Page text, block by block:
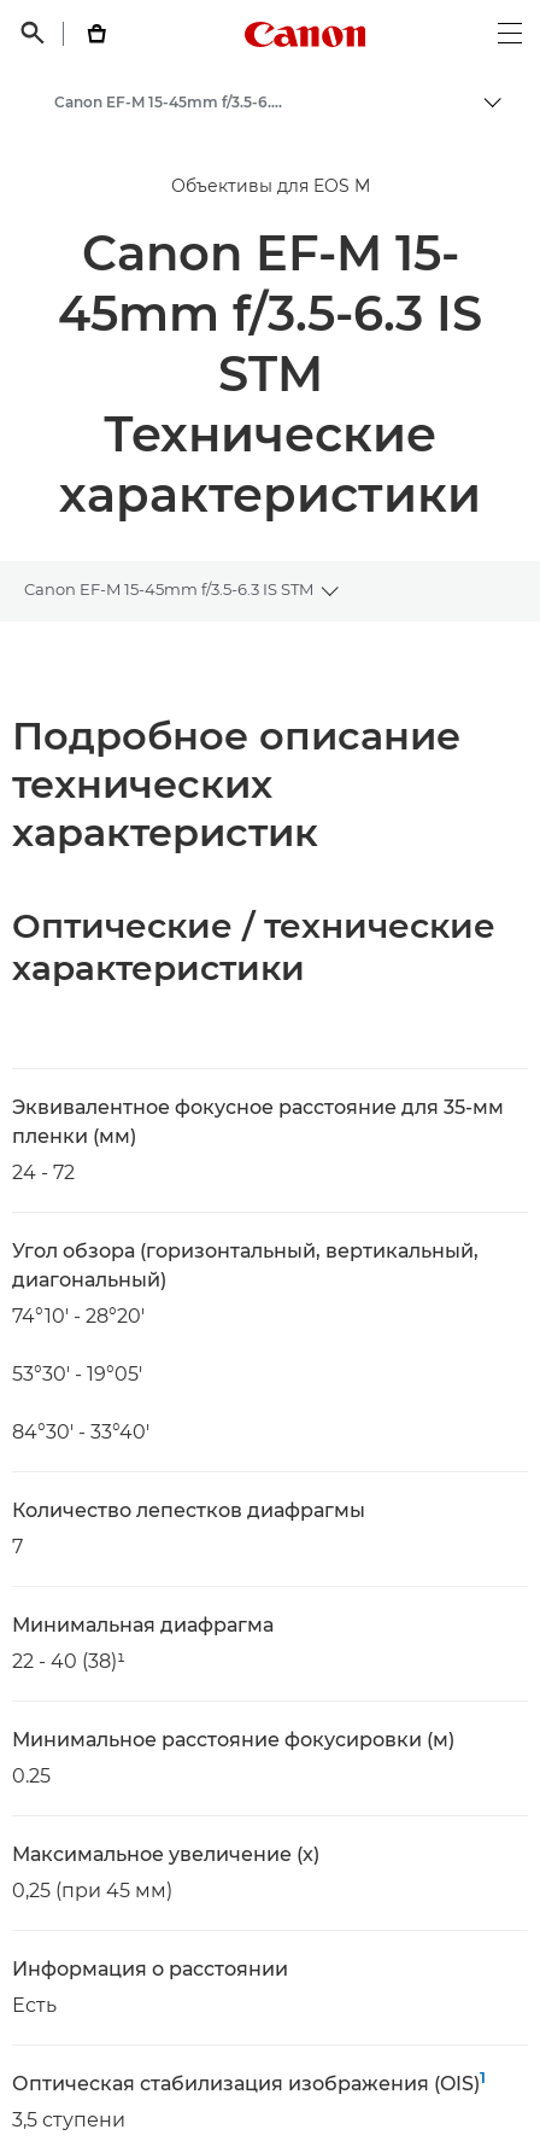
 
Canon Logo, back
Объективы для камер Canon
Canon EF-M 15-45mm f/3.5-6.3 IS STM - Объективы - Камера и фотообъективы
Объективы для EOS M
Canon EF-M 15-
45mm f/3.5-6.3 IS
STM
Технические
характеристики
Canon EF-M 15-45mm f/3.5-6.3 IS STM
Toggle breadcrumbs
Подробное описание
технических
характеристик
Оптические / технические
характеристики
Эквивалентное фокусное расстояние для 35-мм
пленки (мм)
24 - 72
Угол обзора (горизонтальный, вертикальный,
диагональный)
74°10′ - 28°20′
53°30′ - 19°05′
84°30′ - 33°40′
Количество лепестков диафрагмы
7
Минимальная диафрагма
22 - 40 (38)¹
Минимальное расстояние фокусировки (м)
0.25
Максимальное увеличение (x)
0,25 (при 45 мм)
Информация о расстоянии
Есть
Оптическая стабилизация изображения (OIS)1
3,5 ступени